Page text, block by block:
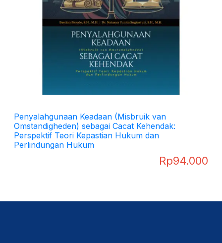
Penyalahgunaan Keadaan (Misbruik van
Omstandigheden) sebagai Cacat Kehendak:
Perspektif Teori Kepastian Hukum dan
Perlindungan Hukum
Rp94.000